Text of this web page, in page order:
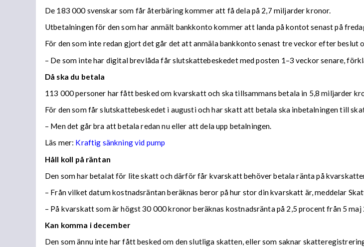
De 183 000 svenskar som får återbäring kommer att få dela på 2,7 miljarder kronor.
Utbetalningen för den som har anmält bankkonto kommer att landa på kontot senast på
För den som inte redan gjort det går det att anmäla bankkonto senast tre veckor efter beslut
– De som inte har digital brevlåda får slutskattebeskedet med posten 1–3 veckor senare,
Då ska du betala
113 000 personer har fått besked om kvarskatt och ska tillsammans betala in 5,8 miljarder
För den som får slutskattebeskedet i augusti och har skatt att betala ska inbetalningen till
– Men det går bra att betala redan nu eller att dela upp betalningen.
Läs mer: Kraftig sänkning vid pump
Håll koll på räntan
Den som har betalat för lite skatt och därför får kvarskatt behöver betala ränta på
– Från vilket datum kostnadsräntan beräknas beror på hur stor din kvarskatt är, meddelar
– På kvarskatt som är högst 30 000 kronor beräknas kostnadsränta på 2,5 procent från 5 maj
Kan komma i december
Den som ännu inte har fått besked om den slutliga skatten, eller som saknar